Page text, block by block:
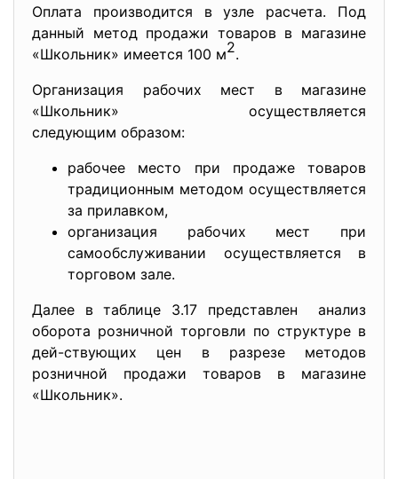
Оплата производится в узле расчета. Под
данный метод продажи товаров в магазине
«Школьник» имеется 100 м2.
Организация рабочих мест в магазине
«Школьник» осуществляется
следующим образом:
рабочее место при продаже товаров
традиционным методом осуществляется
за прилавком,
организация рабочих мест при
самообслуживании осуществляется в
торговом зале.
Далее в таблице 3.17 представлен анализ
оборота розничной торговли по структуре в
дей-ствующих цен в разрезе методов
розничной продажи товаров в магазине
«Школьник».